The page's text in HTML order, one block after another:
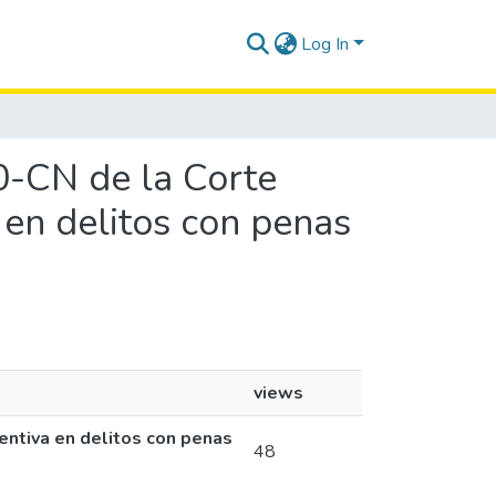
Log In
CN de la Corte
delitos con penas
views
en delitos con penas
48